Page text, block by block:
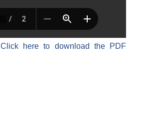
Click here to download the PDF